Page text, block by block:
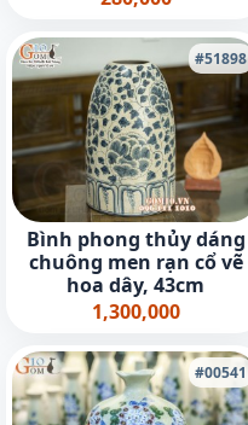
#51898
Bình phong thủy dáng
chuông men rạn cổ vẽ
hoa dây, 43cm
1,300,000
#00541